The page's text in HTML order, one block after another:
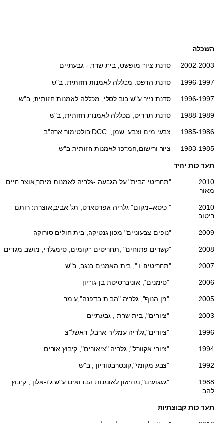
השכלה
2002-2003 סדנת ציור מופשט, בית שרת - גבעתיים
1996-1997 סדנת הדפס, מכללה לאמנות חזותית, ב"ש
1996-1997 סדנת נייר ע"ש בוב לסלי, מכללה לאמנות חזותית, ב"ש
1988-1989 סדנת תחריט, מכללה לאמנות חזותית, ב"ש
1985-1986 צבעי מים וצבעי שמן, DCC בולטימור ארה"ב
1983-1985 ציור ורישום,המרכז לאמנות חזותית ב"ש
תערוכות יחיד
2010 "תחריטי הבית" על הגבעה -גלריה לאמנות מיתר,אוצר:חיים
מאור
2010 " כיסא=מקום" גלריה אפרטארט, תל אביב,אוצרת: רותם
ריטוב
2009 "נופים צבעוניים" מכון גנטיקה, בית חולים סורוקה
2008 "קשרים פתוחים" ,תחריטים רקומים, סימגלרי, מושב מגדים
2007 "תחריטים +", בית האמנים בנגב, ב"ש
2006 "סימנים", אוניברסיטת בן-גוריון
2005 "מן הנוף", גלריה "הבית בדפנה",עומר
2003 "ציורים", בית שרת , גבעתיים
1996 "ציורים",גלריה עמליה ארבל, ראשל"צ
1994 "ציורי אקוורל", גלריה "ציאורים", קיבוץ אורים
1992 "צבע מקומי",קונסרבטוריון , ב"ש
1988 "געגועים",מוזיאון לאומנות הבדואים ע"ש ג'ו-אלון , קיבוץ
להב
תערוכות קבוצתיות